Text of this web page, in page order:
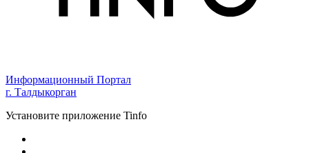
Информационный Портал
г. Талдыкорган
Установите приложение Tinfo